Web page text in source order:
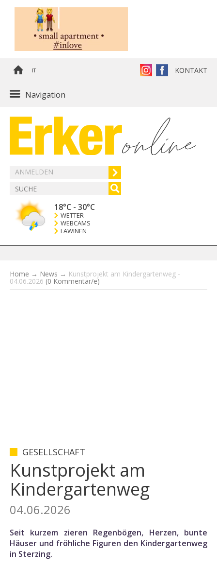
IT KONTAKT
Navigation
ANMELDEN
18°C - 30°C
WETTER
WEBCAMS
LAWINEN
Home → News → Kunstprojekt am Kindergartenweg -
04.06.2026 (0 Kommentar/e)
GESELLSCHAFT
Kunstprojekt am
Kindergartenweg
04.06.2026
Seit kurzem zieren Regenbögen, Herzen, bunte
Häuser und fröhliche Figuren den Kindergartenweg
in Sterzing.